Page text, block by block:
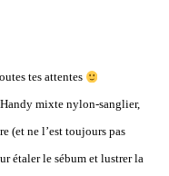
tes attentes
Handy mixte nylon-sanglier,
(et ne l’est toujours pas
étaler le sébum et lustrer la